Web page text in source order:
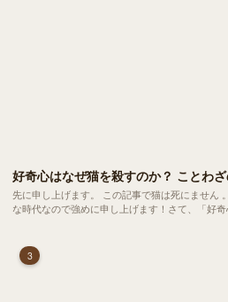
好奇心はなぜ猫を殺すのか？ ことわ
先に申し上げます。 この記事で猫は死にません 。ことわざの話です！ センシティブ
な時代なので強めに申し上げます！さて、「好
3